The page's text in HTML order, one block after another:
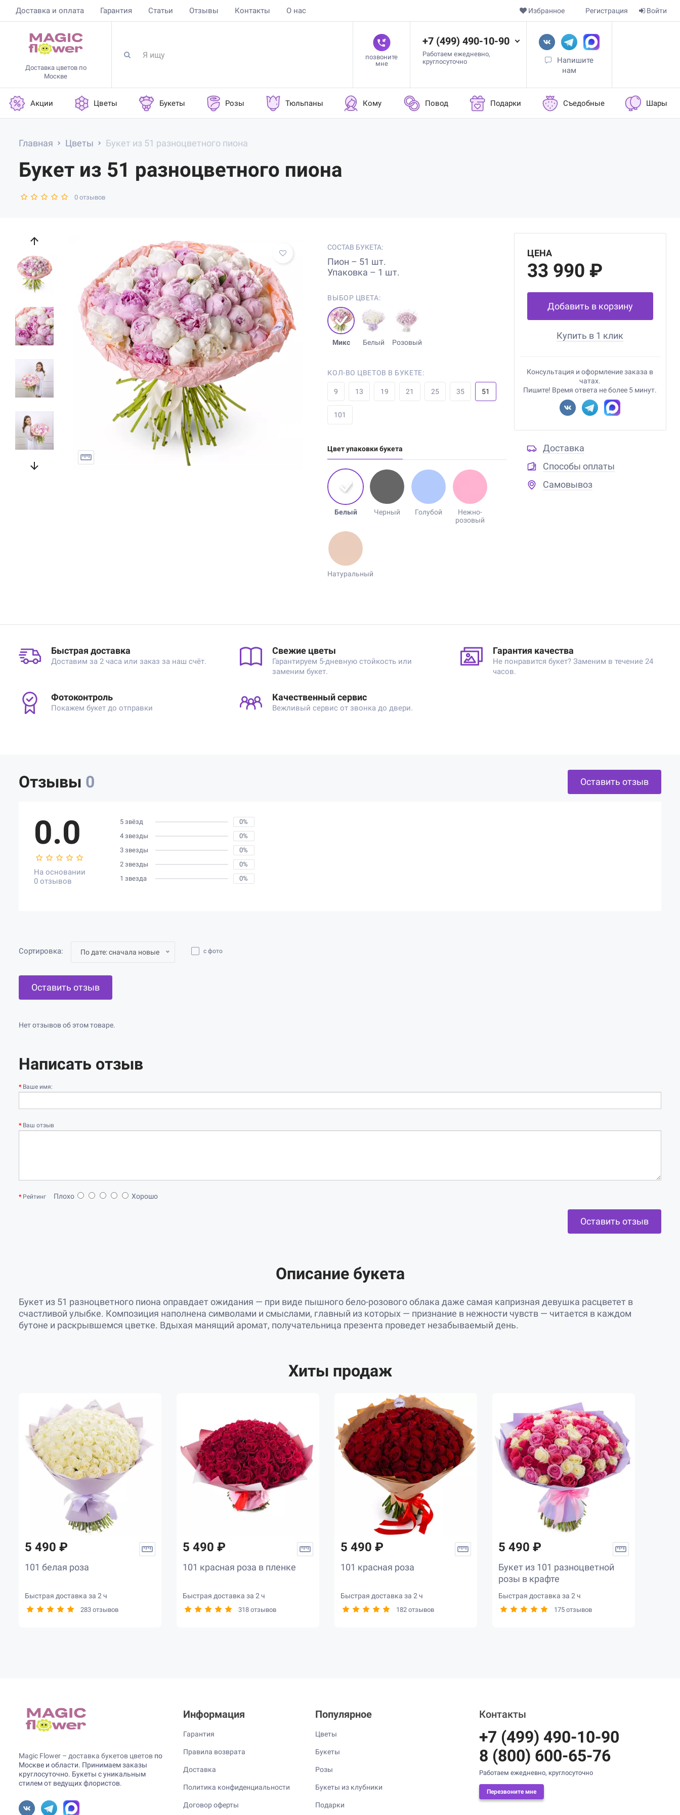
Доставка и оплата Гарантия Статьи Отзывы Контакты О нас Войти
Регистрация
Избранное
Доставка цветов по
Москве
позвоните
мне
+7 (499) 490-10-90
Работаем ежедневно,
круглосуточно
Напишите
нам
Акции Цветы Букеты Розы Тюльпаны Кому Повод Подарки Съедобные Шары
Главная Цветы Букет из 51 разноцветного пиона
Букет из 51 разноцветного пиона
0 отзывов
СОСТАВ БУКЕТА:
Пион – 51 шт.
Упаковка – 1 шт.
ВЫБОР ЦВЕТА:
Микс Белый Розовый
КОЛ-ВО ЦВЕТОВ В БУКЕТЕ:
9 13 19 21 25 35 51
101
Цвет упаковки букета
Белый Черный Голубой
Нежно-
розовый
Натуральный
ЦЕНА
33 990 ₽
Добавить в корзину
Купить в 1 клик
Консультация и оформление заказа в
чатах.
Пишите! Время ответа не более 5 минут.
Доставка
Способы оплаты
Самовывоз
Быстрая доставка
Доставим за 2 часа или заказ за наш счёт.
Свежие цветы
Гарантируем 5-дневную стойкость или
заменим букет.
Гарантия качества
Не понравится букет? Заменим в течение 24
часов.
Фотоконтроль
Покажем букет до отправки
Качественный сервис
Вежливый сервис от звонка до двери.
Отзывы 0 Оставить отзыв
0.0
На основании
0 отзывов
5 звёзд
0%
4 звезды
0%
3 звезды
0%
2 звезды
0%
1 звезда
0%
Сортировка: По дате: сначала новые с фото
Оставить отзыв
Нет отзывов об этом товаре.
Написать отзыв
Ваше имя:
Ваш отзыв
Рейтинг Плохо Хорошо
Оставить отзыв
Описание букета
Букет из 51 разноцветного пиона оправдает ожидания — при виде пышного бело-розового облака даже самая капризная девушка расцветет в
счастливой улыбке. Композиция наполнена символами и смыслами, главный из которых — признание в нежности чувств — читается в каждом
бутоне и раскрывшемся цветке. Вдыхая манящий аромат, получательница презента проведет незабываемый день.
Хиты продаж
5 490 ₽
101 белая роза
Быстрая доставка за 2 ч
283 отзывов
5 490 ₽
101 красная роза в пленке
Быстрая доставка за 2 ч
318 отзывов
5 490 ₽
101 красная роза
Быстрая доставка за 2 ч
182 отзывов
5 490 ₽
Букет из 101 разноцветной
розы в крафте
Быстрая доставка за 2 ч
175 отзывов
Magic Flower – доставка букетов цветов по
Москве и области. Принимаем заказы
круглосуточно. Букеты с уникальным
стилем от ведущих флористов.
Информация
Гарантия
Правила возврата
Доставка
Политика конфиденциальности
Договор оферты
Популярное
Цветы
Букеты
Розы
Букеты из клубники
Подарки
Контакты
+7 (499) 490-10-90
8 (800) 600-65-76
Работаем ежедневно, круглосуточно
Перезвоните мне